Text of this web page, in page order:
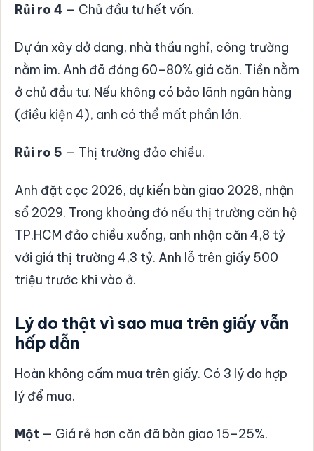
Rủi ro 4 — Chủ đầu tư hết vốn.
Dự án xây dở dang, nhà thầu nghỉ, công trường
nằm im. Anh đã đóng 60–80% giá căn. Tiền nằm
ở chủ đầu tư. Nếu không có bảo lãnh ngân hàng
(điều kiện 4), anh có thể mất phần lớn.
Rủi ro 5 — Thị trường đảo chiều.
Anh đặt cọc 2026, dự kiến bàn giao 2028, nhận
sổ 2029. Trong khoảng đó nếu thị trường căn hộ
TP.HCM đảo chiều xuống, anh nhận căn 4,8 tỷ
với giá thị trường 4,3 tỷ. Anh lỗ trên giấy 500
triệu trước khi vào ở.
Lý do thật vì sao mua trên giấy vẫn
hấp dẫn
Hoàn không cấm mua trên giấy. Có 3 lý do hợp
lý để mua.
Một — Giá rẻ hơn căn đã bàn giao 15–25%.